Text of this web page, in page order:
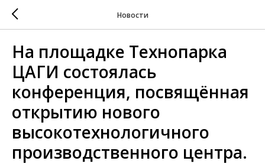
Новости
На площадке Технопарка
ЦАГИ состоялась
конференция, посвящённая
открытию нового
высокотехнологичного
производственного центра.